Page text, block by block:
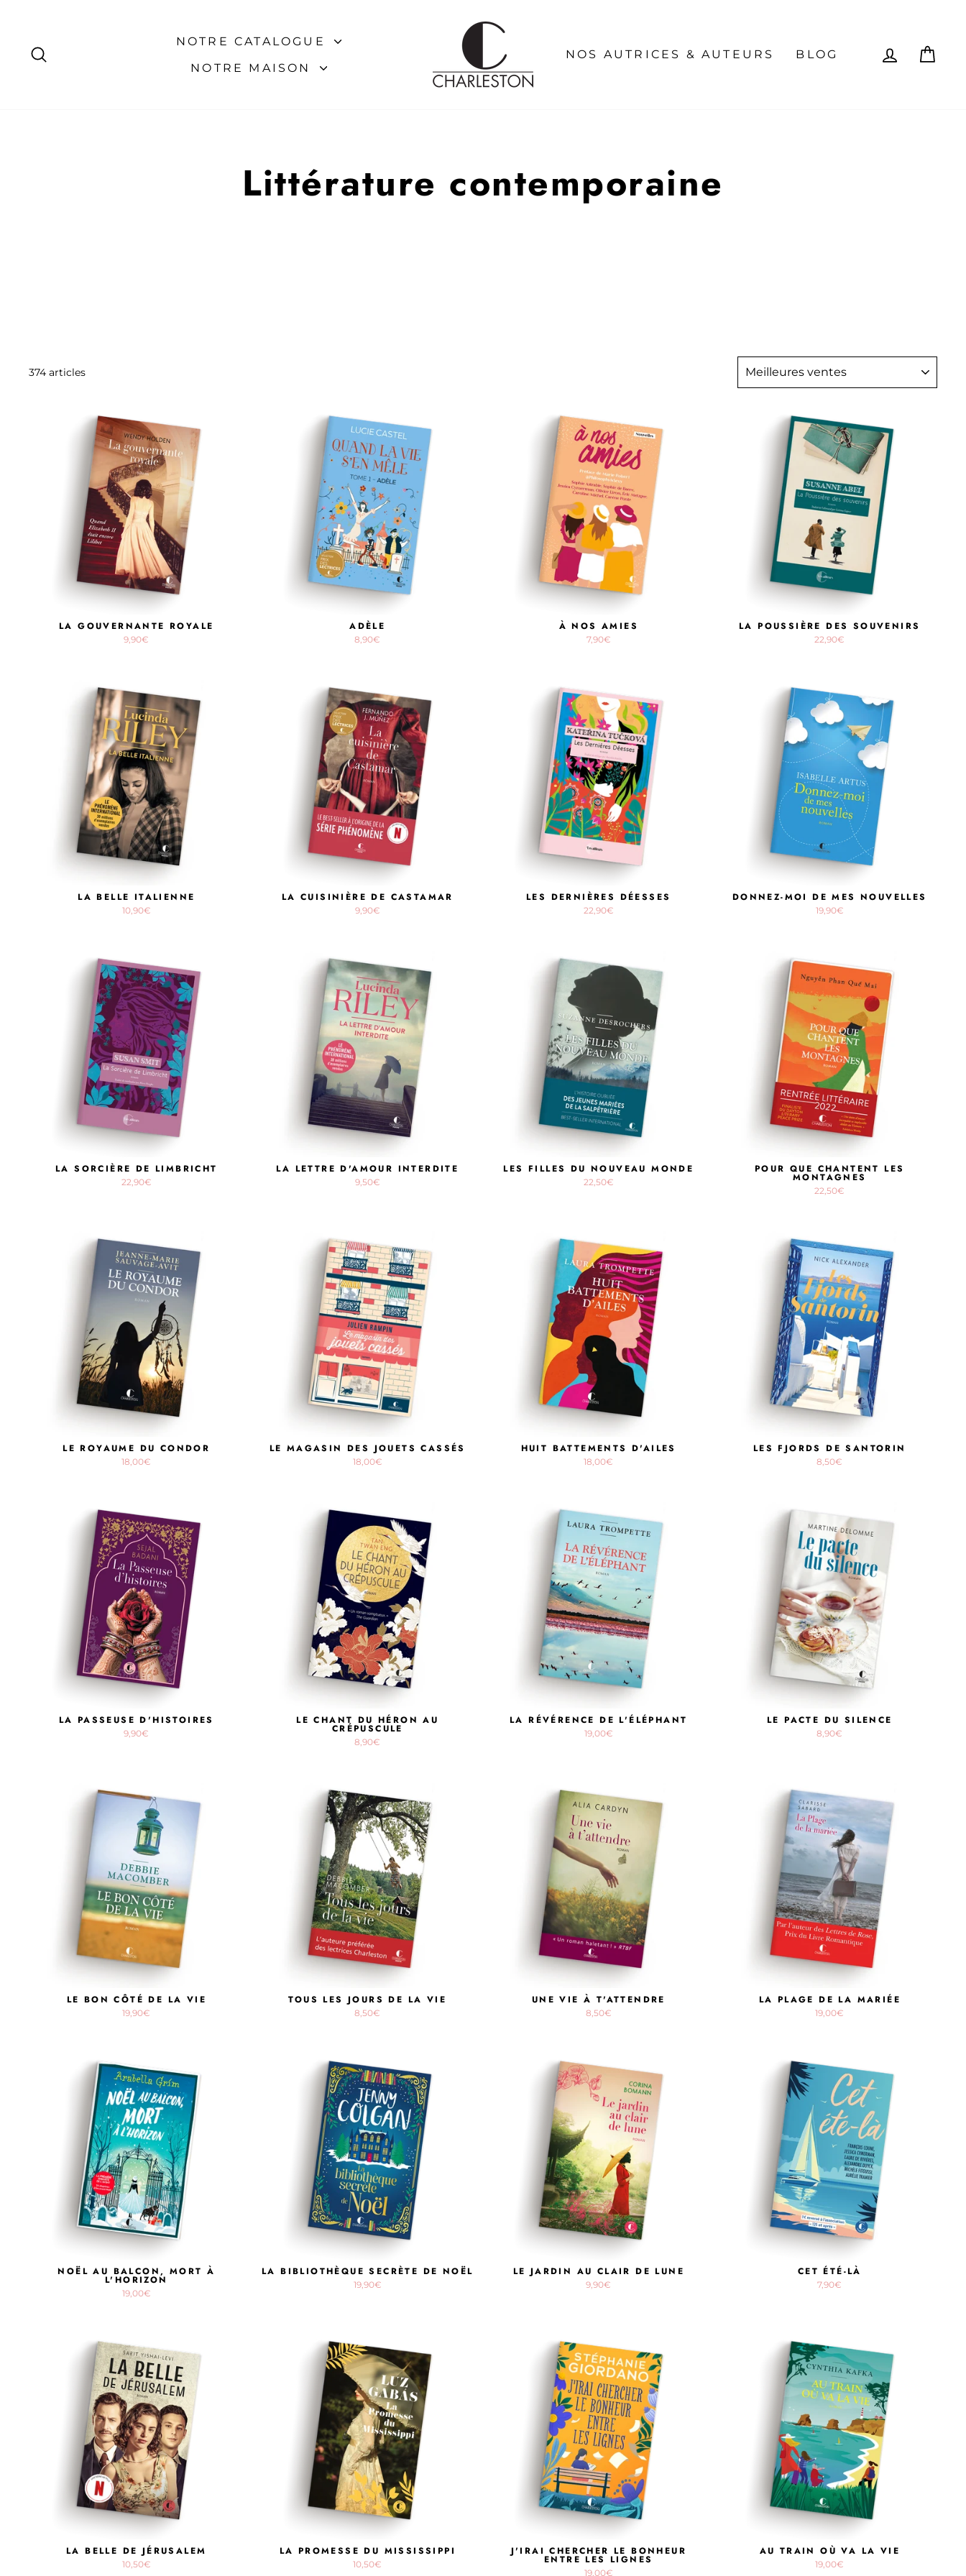
NOTRE CATALOGUE
NOTRE MAISON
NOS AUTRICES & AUTEURS BLOG SE
Littérature contemporaine
374 articles
LA GOUVERNANTE ROYALE
9,90€
ADÈLE
8,90€
À NOS AMIES
7,90€
LA POUSSIÈRE DES SOUVENIRS
22,90€
LA BELLE ITALIENNE
10,90€
LA CUISINIÈRE DE CASTAMAR
9,90€
LES DERNIÈRES DÉESSES
22,90€
DONNEZ-MOI DE MES NOUVELLES
19,90€
LA SORCIÈRE DE LIMBRICHT
22,90€
LA LETTRE D'AMOUR INTERDITE
9,50€
LES FILLES DU NOUVEAU MONDE
22,50€
POUR QUE CHANTENT LES
MONTAGNES
22,50€
LE ROYAUME DU CONDOR
18,00€
LE MAGASIN DES JOUETS CASSÉS
18,00€
HUIT BATTEMENTS D'AILES
18,00€
LES FJORDS DE SANTORIN
8,50€
LA PASSEUSE D'HISTOIRES
9,90€
LE CHANT DU HÉRON AU
CRÉPUSCULE
8,90€
LA RÉVÉRENCE DE L'ÉLÉPHANT
19,00€
LE PACTE DU SILENCE
8,90€
LE BON CÔTÉ DE LA VIE
19,90€
TOUS LES JOURS DE LA VIE
8,50€
UNE VIE À T'ATTENDRE
8,50€
LA PLAGE DE LA MARIÉE
19,00€
NOËL AU BALCON, MORT À
L'HORIZON
19,00€
LA BIBLIOTHÈQUE SECRÈTE DE NOËL
19,90€
LE JARDIN AU CLAIR DE LUNE
9,90€
CET ÉTÉ-LÀ
7,90€
LA BELLE DE JÉRUSALEM
10,50€
LA PROMESSE DU MISSISSIPPI
10,50€
J'IRAI CHERCHER LE BONHEUR
ENTRE LES LIGNES
19,00€
AU TRAIN OÙ VA LA VIE
19,00€